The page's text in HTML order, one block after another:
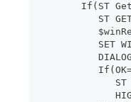
If(ST Get
ST GET
SET
ST INSERT